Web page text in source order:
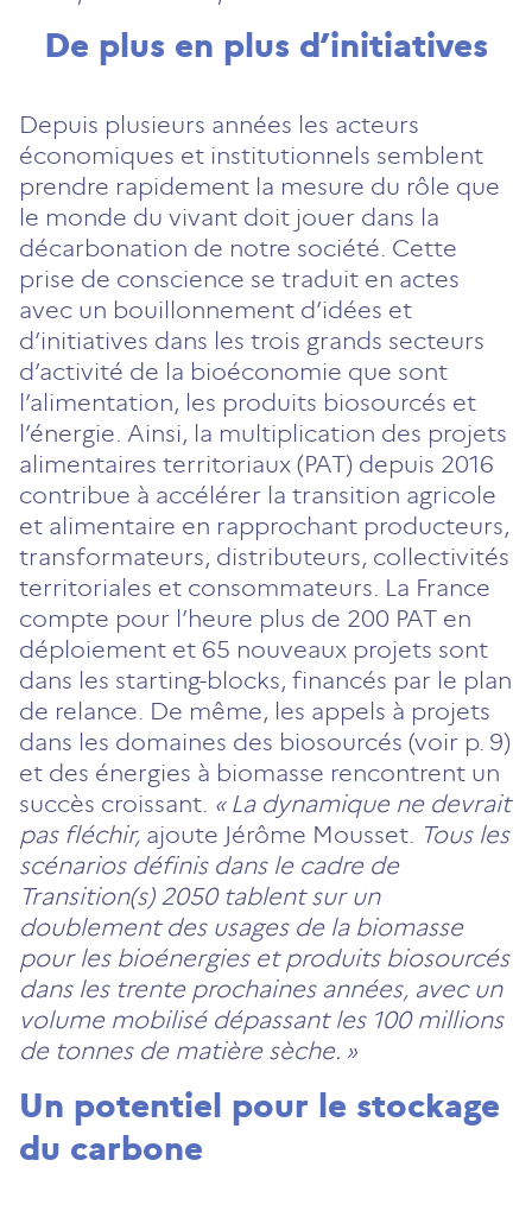
De plus en plus d’initiatives
Depuis plusieurs années les acteurs
économiques et institutionnels semblent
prendre rapidement la mesure du rôle que
le monde du vivant doit jouer dans la
décarbonation de notre société. Cette
prise de conscience se traduit en actes
avec un bouillonnement d’idées et
d’initiatives dans les trois grands secteurs
d’activité de la bioéconomie que sont
l’alimentation, les produits biosourcés et
l’énergie. Ainsi, la multiplication des projets
alimentaires territoriaux (PAT) depuis 2016
contribue à accélérer la transition agricole
et alimentaire en rapprochant producteurs,
transformateurs, distributeurs, collectivités
territoriales et consommateurs. La France
compte pour l’heure plus de 200 PAT en
déploiement et 65 nouveaux projets sont
dans les starting-blocks, financés par le plan
de relance. De même, les appels à projets
dans les domaines des biosourcés (voir p. 9)
et des énergies à biomasse rencontrent un
succès croissant. « La dynamique ne devrait
pas fléchir, ajoute Jérôme Mousset. Tous les
scénarios définis dans le cadre de
Transition(s) 2050 tablent sur un
doublement des usages de la biomasse
pour les bioénergies et produits biosourcés
dans les trente prochaines années, avec un
volume mobilisé dépassant les 100 millions
de tonnes de matière sèche. »
Un potentiel pour le stockage
du carbone